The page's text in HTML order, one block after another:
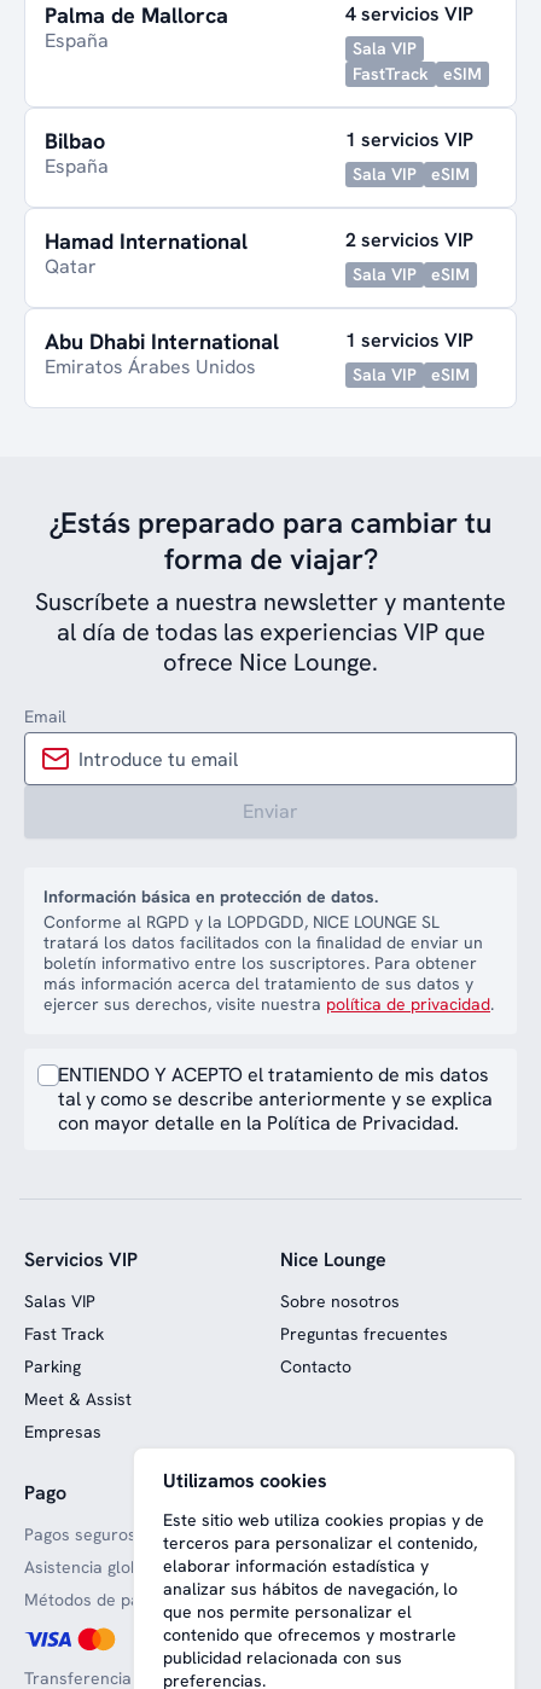
Palma de Mallorca
España
4 servicios VIP
Sala VIP
FastTrack
eSIM
Bilbao
España
1 servicios VIP
Sala VIP eSIM
Hamad International
Qatar
2 servicios VIP
Sala VIP eSIM
Abu Dhabi International
Emiratos Árabes Unidos
1 servicios VIP
Sala VIP eSIM
¿Estás preparado para cambiar tu
forma de viajar?
Suscríbete a nuestra newsletter y mantente
al día de todas las experiencias VIP que
ofrece Nice Lounge.
Email
Enviar
Información básica en protección de datos.
Conforme al RGPD y la LOPDGDD, NICE LOUNGE SL
tratará los datos facilitados con la finalidad de enviar un
boletín informativo entre los suscriptores. Para obtener
más información acerca del tratamiento de sus datos y
ejercer sus derechos, visite nuestra política de privacidad.
ENTIENDO Y ACEPTO el tratamiento de mis datos
tal y como se describe anteriormente y se explica
con mayor detalle en la Política de Privacidad.
Servicios VIP
Salas VIP
Fast Track
Parking
Meet & Assist
Empresas
Nice Lounge
Sobre nosotros
Preguntas frecuentes
Contacto
Pago
Pagos seguros
Asistencia global
Métodos de pago aceptado
Transferencia bancaria
Web financiada con fondos
europeos
Utilizamos cookies
Este sitio web utiliza cookies propias y de
terceros para personalizar el contenido,
elaborar información estadística y
analizar sus hábitos de navegación, lo
que nos permite personalizar el
contenido que ofrecemos y mostrarle
publicidad relacionada con sus
preferencias.